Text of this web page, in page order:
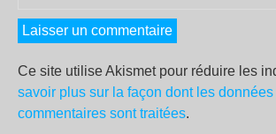
Ce site utilise Akismet pour réduire les
savoir plus sur la façon dont les
commentaires sont traitées.